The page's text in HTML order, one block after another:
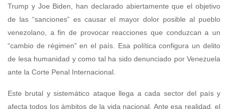
Trump y Joe Biden, han declarado abiertamente que el objetivo
de las “sanciones” es causar el mayor dolor posible al pueblo
venezolano, a fin de provocar reacciones que conduzcan a un
“cambio de régimen” en el país. Esa política configura un delito
de lesa humanidad y como tal ha sido denunciado por Venezuela
ante la Corte Penal Internacional.
Este brutal y sistemático ataque llega a cada sector del país y
afecta todos los ámbitos de la vida nacional. Ante esa realidad, el